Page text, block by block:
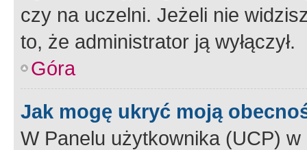
czy na uczelni. Jeżeli nie
to, że administrator ją wyłączył.
Góra
Jak mogę ukryć moją
W Panelu użytkownika (UCP) w